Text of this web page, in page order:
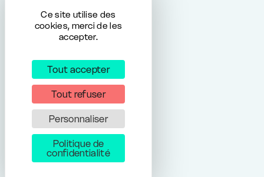
Ce site utilise des
cookies, merci de les
accepter.
Tout accepter
Tout refuser
Personnaliser
Politique de
confidentialité